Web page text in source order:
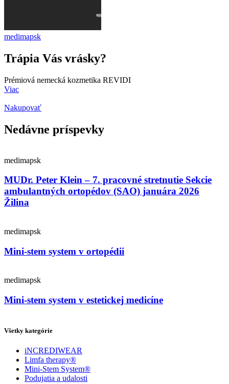
medimapsk
Trápia Vás vrásky?
Prémiová nemecká kozmetika REVIDI
Viac
Nakupovať
Nedávne príspevky
medimapsk
MUDr. Peter Klein – 7. pracovné stretnutie Sekcie
ambulantných ortopédov (SAO) januára 2026
Žilina
medimapsk
Mini-stem system v ortopédii
medimapsk
Mini-stem system v estetickej medicíne
Všetky kategórie
iNCREDIWEAR
Limfa therapy®
Mini-Stem System®
Podujatia a udalosti